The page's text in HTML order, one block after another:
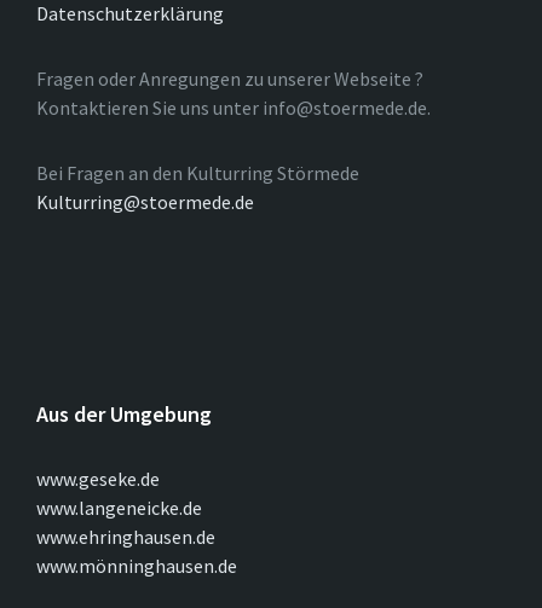
Datenschutzerklärung
Fragen oder Anregungen zu unserer Webseite ?
Kontaktieren Sie uns unter info@stoermede.de.
Bei Fragen an den Kulturring Störmede
Kulturring@stoermede.de
Aus der Umgebung
www.geseke.de
www.langeneicke.de
www.ehringhausen.de
www.mönninghausen.de